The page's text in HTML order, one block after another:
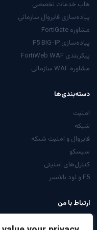
هاب خدمات تخصصی
پیاده‌سازی فایروال سازمانی
مشاوره FortiGate
پیاده‌سازی F5 BIG-IP
پیکربندی FortiWeb WAF
مشاوره WAF سازمانی
دسته‌بندی‌ها
امنیت
شبکه
فایروال و امنیت شبکه
سیسکو
کنترل‌های امنیتی
F5 و لود بالانسر
ارتباط با من